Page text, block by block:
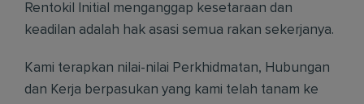
Rentokil Initial menganggap kesetaraan dan
keadilan adalah hak asasi semua rakan sekerjanya.
Kami terapkan nilai-nilai Perkhidmatan, Hubungan
dan Kerja berpasukan yang kami telah tanam ke